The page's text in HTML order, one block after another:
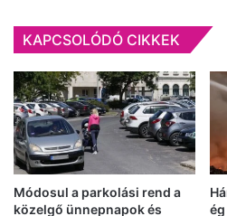
KAPCSOLÓDÓ CIKKEK
Módosul a parkolási rend a
közelgő ünnepnapok és